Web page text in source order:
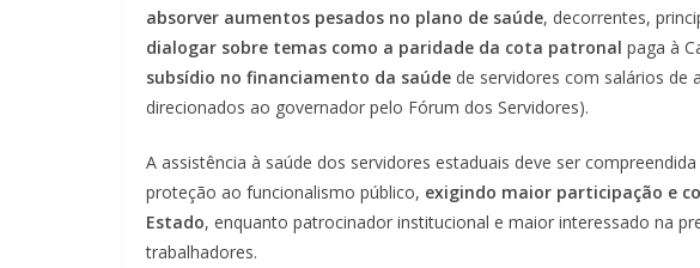
absorver aumentos pesados no plano de saúde, decorrentes,
dialogar sobre temas como a paridade da cota patronal paga à
subsídio no financiamento da saúde de servidores com salários de
direcionados ao governador pelo Fórum dos Servidores).
A assistência à saúde dos servidores estaduais deve ser
proteção ao funcionalismo público, exigindo maior participação e
Estado, enquanto patrocinador institucional e maior interessado na
trabalhadores.